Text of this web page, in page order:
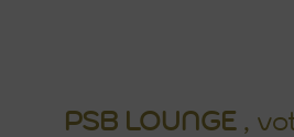
PSB LOUNGE,